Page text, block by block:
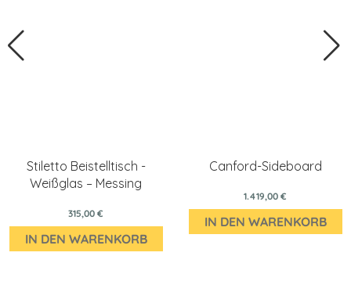
Stiletto Beistelltisch -
Weißglas – Messing
315,00 €
IN DEN WARENKORB
Canford-Sideboard
1.419,00 €
IN DEN WARENKORB